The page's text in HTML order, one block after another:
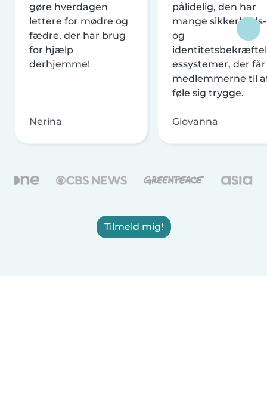
gøre hverdagen
lettere for mødre og
fædre, der har brug
for hjælp
derhjemme!
Nerina
pålidelig, den har
mange sikkerheds-
og
essystemer, der får
medlemmerne til
føle sig trygge.
Giovanna
Tilmeld mig!